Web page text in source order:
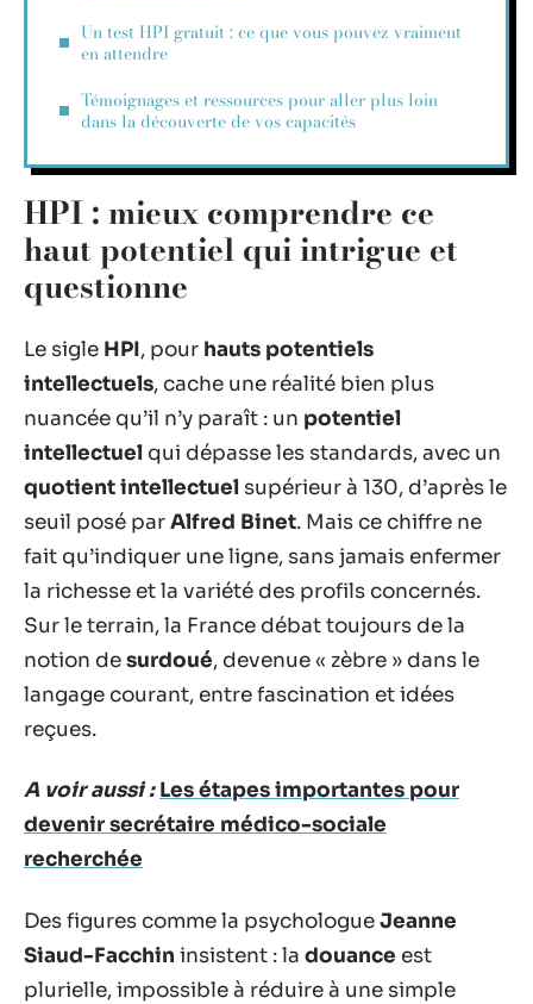
Un test HPI gratuit : ce que vous pouvez vraiment
en attendre
Témoignages et ressources pour aller plus loin
dans la découverte de vos capacités
HPI : mieux comprendre ce
haut potentiel qui intrigue et
questionne
Le sigle HPI, pour hauts potentiels
intellectuels, cache une réalité bien plus
nuancée qu’il n’y paraît : un potentiel
intellectuel qui dépasse les standards, avec un
quotient intellectuel supérieur à 130, d’après le
seuil posé parAlfred Binet. Mais ce chiffre ne
fait qu’indiquer une ligne, sans jamais enfermer
la richesse et la variété des profils concernés.
Sur le terrain, la France débat toujours de la
notion desurdoué, devenue « zèbre » dans le
langage courant, entre fascination et idées
reçues.
A voir aussi : Les étapes importantes pour
devenir secrétaire médico-sociale
recherchée
Des figures comme la psychologueJeanne
Siaud-Facchin insistent : la douance est
plurielle, impossible à réduire à une simple